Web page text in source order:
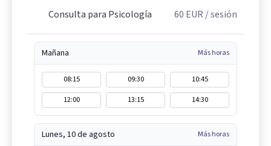
Consulta para Psicología
60 EUR / sesión
Mañana Más horas
08:15 09:30
10:45
12:00
13:15 14:30
Lunes, 10 de agosto Más horas